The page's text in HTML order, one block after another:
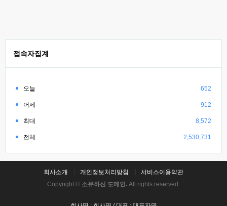
접속자집계
오늘 652
어제 912
최대 8,572
전체 2,530,731
회사소개 개인정보처리방침
서비스이용약관
Copyright © 소유하신 도메인. All rights reserved.